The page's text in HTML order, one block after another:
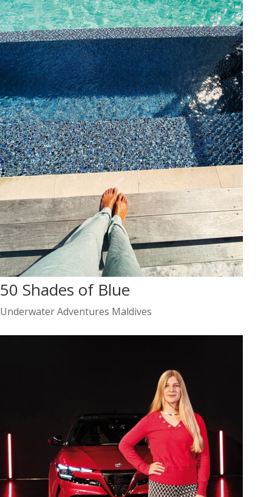
50 Shades of Blue
Underwater Adventures Maldives